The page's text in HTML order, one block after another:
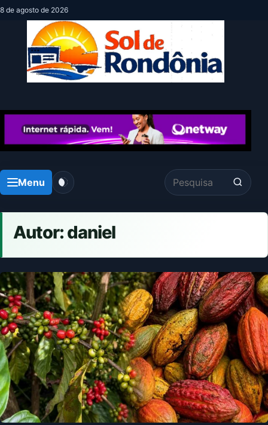
8 de agosto de 2026
Menu
Pesquisar por:
Autor: daniel